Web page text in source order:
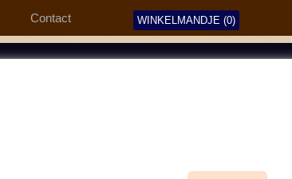
Contact WINKELMANDJE (0)